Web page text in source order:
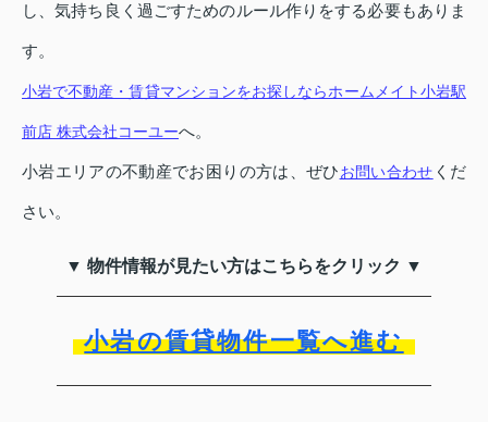
し、気持ち良く過ごすためのルール作りをする必要もありま
す。
小岩で不動産・賃貸マンションをお探しならホームメイト小岩駅
前店 株式会社コーユーへ。
小岩エリアの不動産でお困りの方は、ぜひお問い合わせ くだ
さい。
▼ 物件情報が見たい方はこちらをクリック ▼
小岩の賃貸物件一覧へ進む